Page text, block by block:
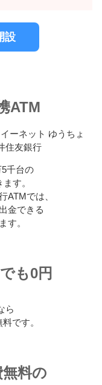
設
ATM
千台の
す。
ATMでは、
金できる
す。
も0円
ら
です。
料の